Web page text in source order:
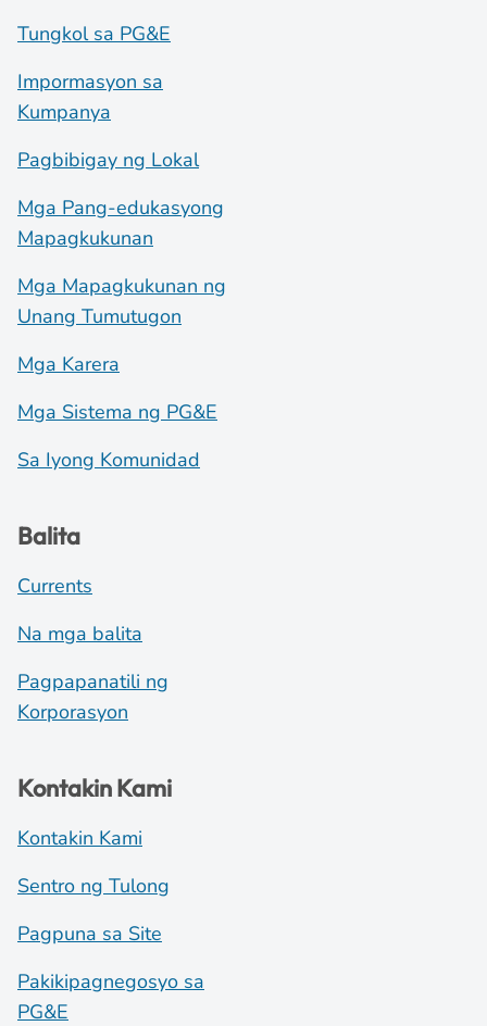
Tungkol sa PG&E
Impormasyon sa
Kumpanya
Pagbibigay ng Lokal
Mga Pang-edukasyong
Mapagkukunan
Mga Mapagkukunan ng
Unang Tumutugon
Mga Karera
Mga Sistema ng PG&E
Sa Iyong Komunidad
Balita
Currents
Na mga balita
Pagpapanatili ng
Korporasyon
Kontakin Kami
Kontakin Kami
Sentro ng Tulong
Pagpuna sa Site
Pakikipagnegosyo sa
PG&E